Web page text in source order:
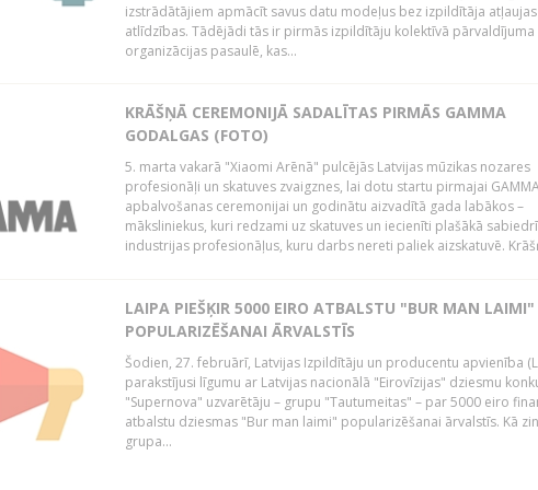
izstrādātājiem apmācīt savus datu modeļus bez izpildītāja
atlīdzības. Tādējādi tās ir pirmās izpildītāju kolektīvā pārvaldījuma
organizācijas pasaulē, kas...
KRĀŠŅĀ CEREMONIJĀ SADALĪTAS PIRMĀS GAMMA
GODALGAS (FOTO)
5. marta vakarā "Xiaomi Arēnā" pulcējās Latvijas mūzikas nozares
profesionāļi un skatuves zvaigznes, lai dotu startu pirmajai
apbalvošanas ceremonijai un godinātu aizvadītā gada labākos –
māksliniekus, kuri redzami uz skatuves un iecienīti plašākā
industrijas profesionāļus, kuru darbs nereti paliek aizskatuvē.
LAIPA PIEŠĶIR 5000 EIRO ATBALSTU "BUR MAN LAIMI"
POPULARIZĒŠANAI ĀRVALSTĪS
Šodien, 27. februārī, Latvijas Izpildītāju un producentu apvienība
parakstījusi līgumu ar Latvijas nacionālā "Eirovīzijas" dziesmu
"Supernova" uzvarētāju – grupu "Tautumeitas" – par 5000 eiro
atbalstu dziesmas "Bur man laimi" popularizēšanai ārvalstīs. Kā
grupa...